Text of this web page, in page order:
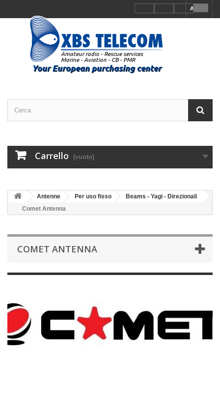
Accedi
Carrello (vuoto)
Antenne Per uso fisso
Beams - Yagi - Direzionali
Comet Antenna
COMET ANTENNA